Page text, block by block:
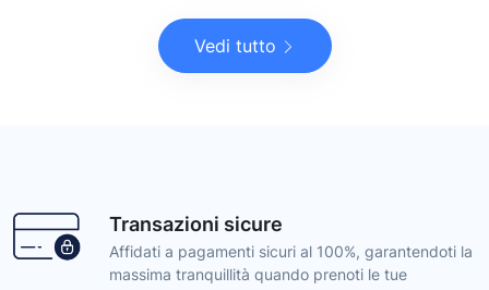
Vedi tutto
Transazioni sicure
Affidati a pagamenti sicuri al 100%, garantendoti la
massima tranquillità quando prenoti le tue